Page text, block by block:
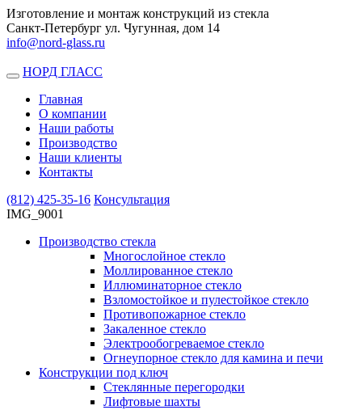
Изготовление и монтаж конструкций из стекла
Санкт-Петербург ул. Чугунная, дом 14
info@nord-glass.ru
Toggle
navigation
НОРД ГЛАСС
Главная
О компании
Наши работы
Производство
Наши клиенты
Контакты
(812) 425-35-16 Консультация
IMG_9001
Производство стекла
Многослойное стекло
Моллированное стекло
Иллюминаторное стекло
Взломостойкое и пулестойкое стекло
Противопожарное стекло
Закаленное стекло
Электрообогреваемое стекло
Огнеупорное стекло для камина и печи
Конструкции под ключ
Стеклянные перегородки
Лифтовые шахты